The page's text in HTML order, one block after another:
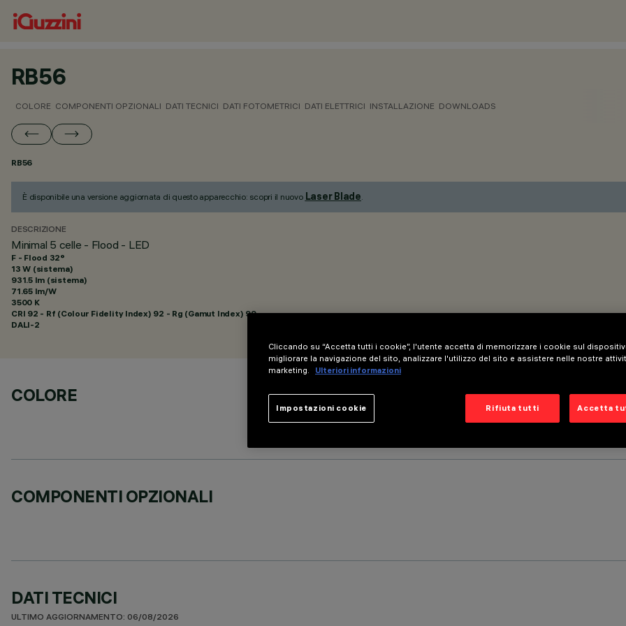
RB56
COLORE COMPONENTI OPZIONALI DATI TECNICI DATI FOTOMETRICI DATI ELETTRICI INSTALLAZIONE DOWNLOADS
RB56
È disponibile una versione aggiornata di questo apparecchio: scopri il nuovo Laser Blade.
DESCRIZIONE
Minimal 5 celle - Flood - LED
F - Flood 32°
13 W (sistema)
931.5 lm (sistema)
71.65 lm/W
3500 K
CRI 92 - Rf (Colour Fidelity Index) 92 - Rg (Gamut Index) 99
DALI-2
COLORE
COMPONENTI OPZIONALI
DATI TECNICI
ULTIMO AGGIORNAMENTO: 06/08/2026
Cliccando su “Accetta tutti i cookie”, l'utente accetta di memorizzare i cookie sul
migliorare la navigazione del sito, analizzare l'utilizzo del sito e assistere nelle nostre
marketing.
Ulteriori informazioni
Rifiuta tutti Accetta
Impostazioni cookie